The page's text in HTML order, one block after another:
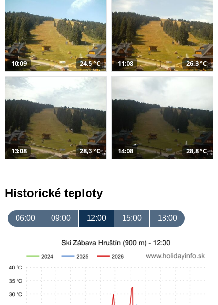
10:09 24,5 °C 11:08 26,3 °C
13:08 28,3 °C 14:08 28,8 °C
Historické teploty
06:00 09:00 12:00 15:00 18:00